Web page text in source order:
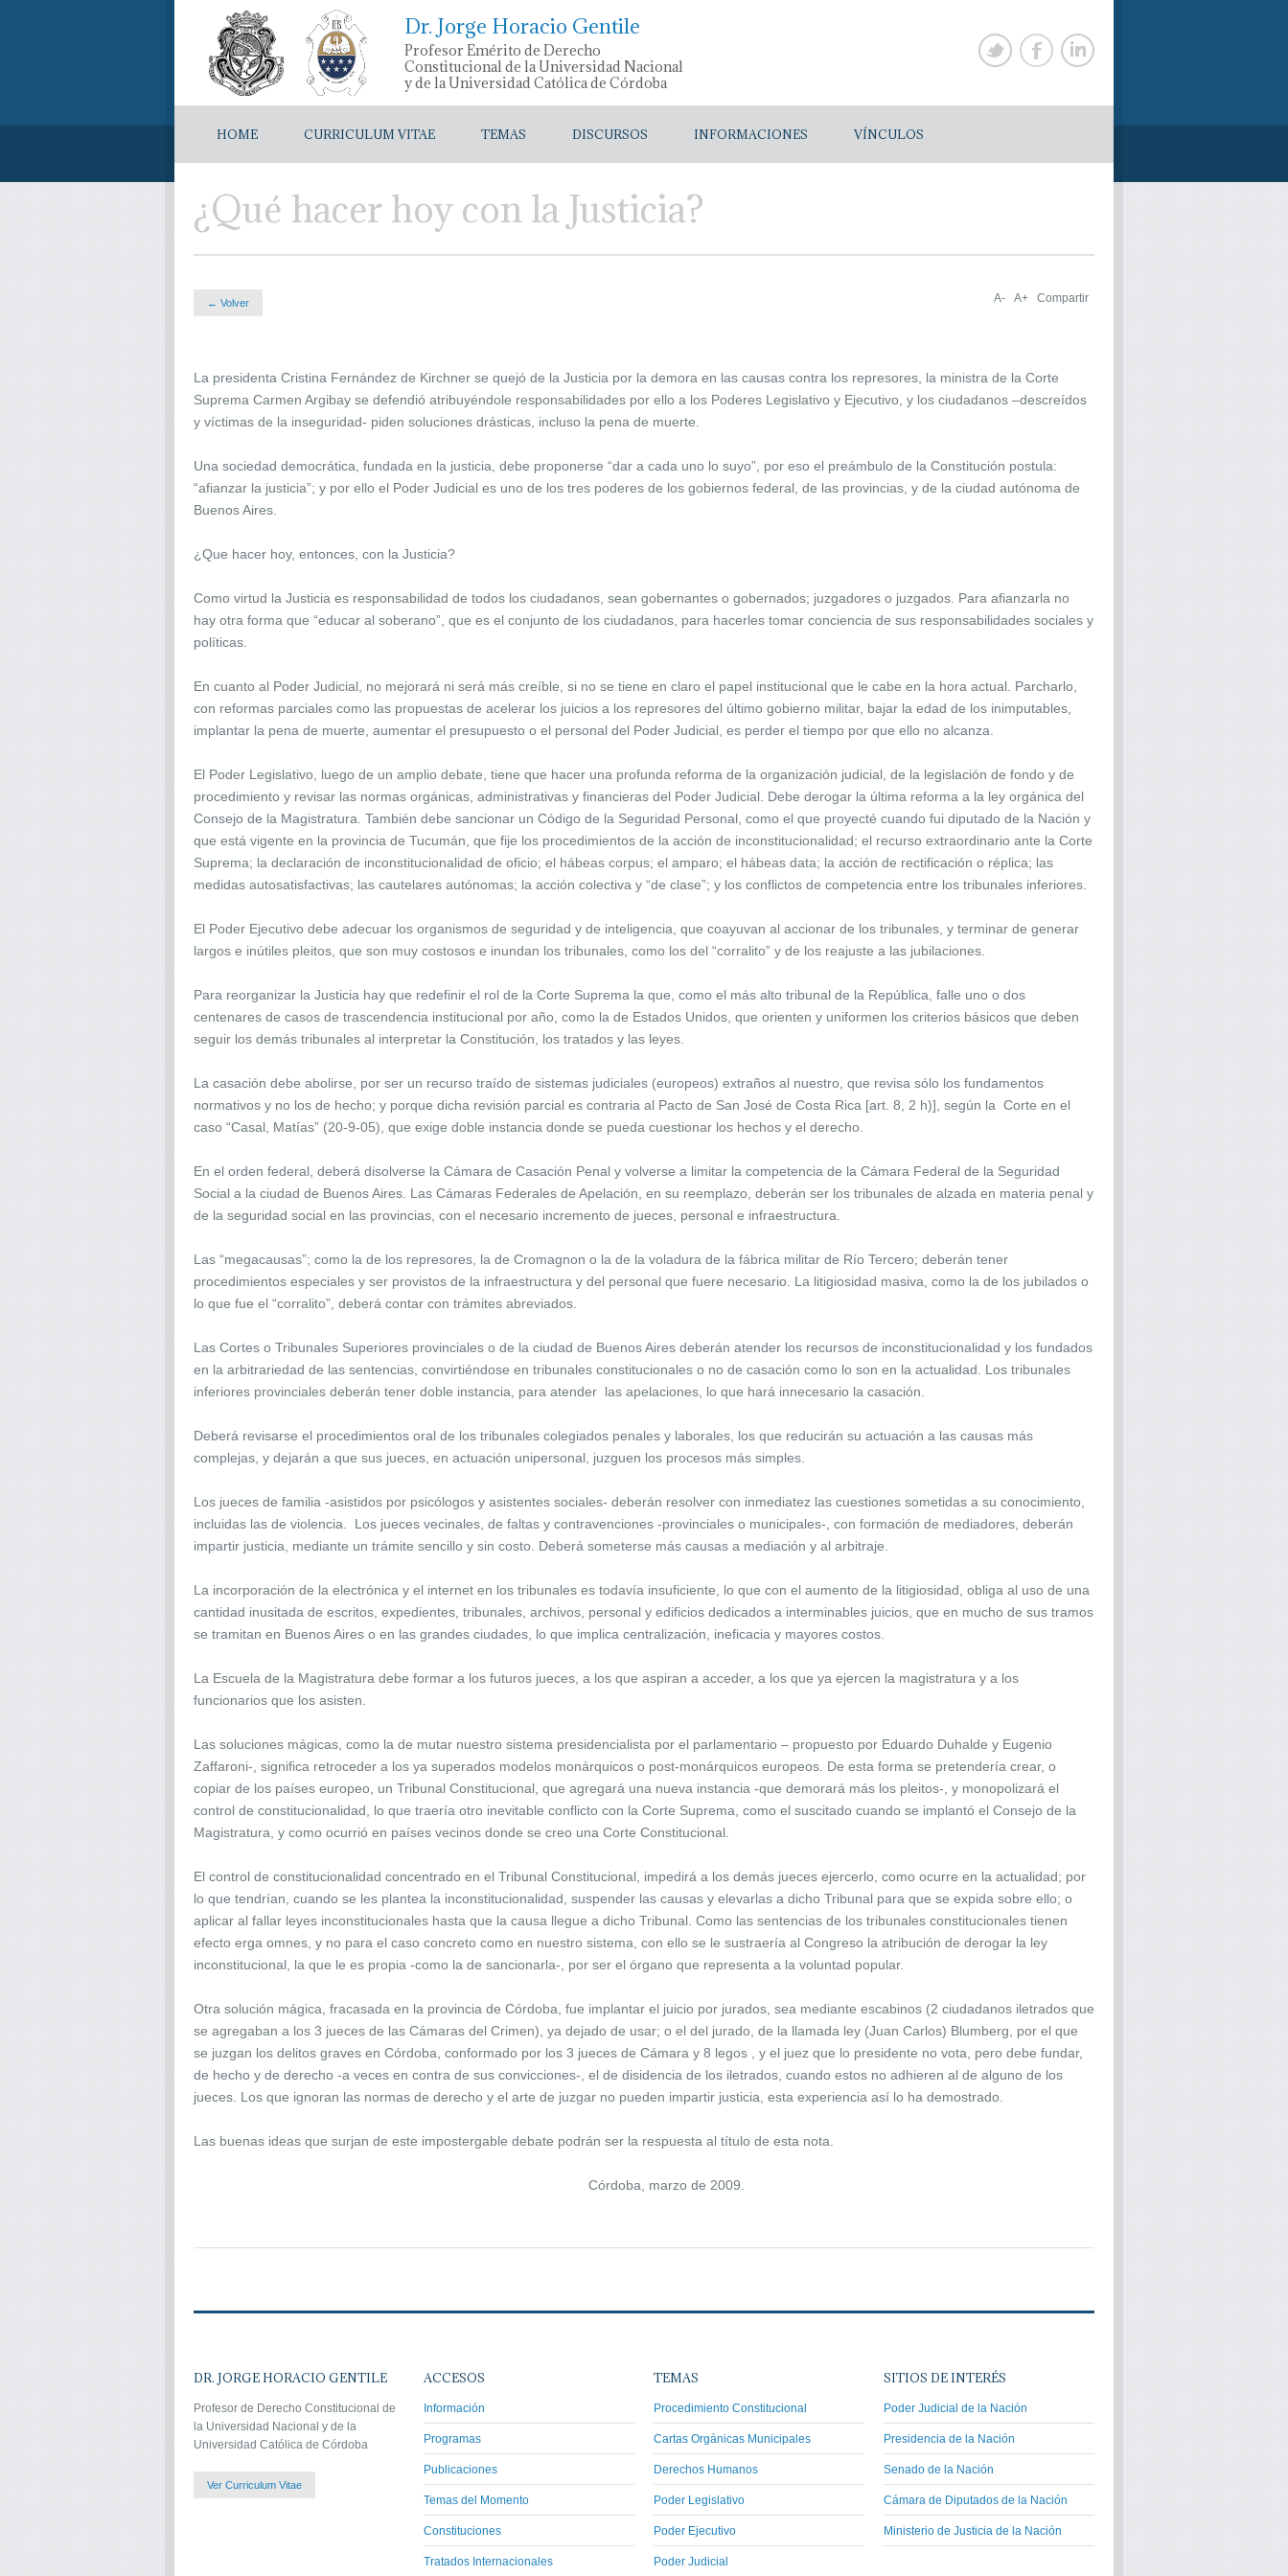
Dr. Jorge Horacio Gentile
Profesor Emérito de Derecho
Constitucional de la Universidad Nacional
y de la Universidad Católica de Córdoba
HOME CURRICULUM VITAE TEMAS DISCURSOS INFORMACIONES VÍNCULOS
¿Qué hacer hoy con la Justicia?
← Volver A- A+ Compartir
La presidenta Cristina Fernández de Kirchner se quejó de la Justicia por la demora en las causas contra los represores, la ministra de la Corte
Suprema Carmen Argibay se defendió atribuyéndole responsabilidades por ello a los Poderes Legislativo y Ejecutivo, y los ciudadanos –descreídos
y víctimas de la inseguridad- piden soluciones drásticas, incluso la pena de muerte.
Una sociedad democrática, fundada en la justicia, debe proponerse “dar a cada uno lo suyo”, por eso el preámbulo de la Constitución postula:
“afianzar la justicia”; y por ello el Poder Judicial es uno de los tres poderes de los gobiernos federal, de las provincias, y de la ciudad autónoma de
Buenos Aires.
¿Que hacer hoy, entonces, con la Justicia?
Como virtud la Justicia es responsabilidad de todos los ciudadanos, sean gobernantes o gobernados; juzgadores o juzgados. Para afianzarla no
hay otra forma que “educar al soberano”, que es el conjunto de los ciudadanos, para hacerles tomar conciencia de sus responsabilidades sociales y
políticas.
En cuanto al Poder Judicial, no mejorará ni será más creíble, si no se tiene en claro el papel institucional que le cabe en la hora actual. Parcharlo,
con reformas parciales como las propuestas de acelerar los juicios a los represores del último gobierno militar, bajar la edad de los inimputables,
implantar la pena de muerte, aumentar el presupuesto o el personal del Poder Judicial, es perder el tiempo por que ello no alcanza.
El Poder Legislativo, luego de un amplio debate, tiene que hacer una profunda reforma de la organización judicial, de la legislación de fondo y de
procedimiento y revisar las normas orgánicas, administrativas y financieras del Poder Judicial. Debe derogar la última reforma a la ley orgánica del
Consejo de la Magistratura. También debe sancionar un Código de la Seguridad Personal, como el que proyecté cuando fui diputado de la Nación y
que está vigente en la provincia de Tucumán, que fije los procedimientos de la acción de inconstitucionalidad; el recurso extraordinario ante la Corte
Suprema; la declaración de inconstitucionalidad de oficio; el hábeas corpus; el amparo; el hábeas data; la acción de rectificación o réplica; las
medidas autosatisfactivas; las cautelares autónomas; la acción colectiva y “de clase”; y los conflictos de competencia entre los tribunales inferiores.
El Poder Ejecutivo debe adecuar los organismos de seguridad y de inteligencia, que coayuvan al accionar de los tribunales, y terminar de generar
largos e inútiles pleitos, que son muy costosos e inundan los tribunales, como los del “corralito” y de los reajuste a las jubilaciones.
Para reorganizar la Justicia hay que redefinir el rol de la Corte Suprema la que, como el más alto tribunal de la República, falle uno o dos
centenares de casos de trascendencia institucional por año, como la de Estados Unidos, que orienten y uniformen los criterios básicos que deben
seguir los demás tribunales al interpretar la Constitución, los tratados y las leyes.
La casación debe abolirse, por ser un recurso traído de sistemas judiciales (europeos) extraños al nuestro, que revisa sólo los fundamentos
normativos y no los de hecho; y porque dicha revisión parcial es contraria al Pacto de San José de Costa Rica [art. 8, 2 h)], según la Corte en el
caso “Casal, Matías” (20-9-05), que exige doble instancia donde se pueda cuestionar los hechos y el derecho.
En el orden federal, deberá disolverse la Cámara de Casación Penal y volverse a limitar la competencia de la Cámara Federal de la Seguridad
Social a la ciudad de Buenos Aires. Las Cámaras Federales de Apelación, en su reemplazo, deberán ser los tribunales de alzada en materia penal y
de la seguridad social en las provincias, con el necesario incremento de jueces, personal e infraestructura.
Las “megacausas”; como la de los represores, la de Cromagnon o la de la voladura de la fábrica militar de Río Tercero; deberán tener
procedimientos especiales y ser provistos de la infraestructura y del personal que fuere necesario. La litigiosidad masiva, como la de los jubilados o
lo que fue el “corralito”, deberá contar con trámites abreviados.
Las Cortes o Tribunales Superiores provinciales o de la ciudad de Buenos Aires deberán atender los recursos de inconstitucionalidad y los fundados
en la arbitrariedad de las sentencias, convirtiéndose en tribunales constitucionales o no de casación como lo son en la actualidad. Los tribunales
inferiores provinciales deberán tener doble instancia, para atender las apelaciones, lo que hará innecesario la casación.
Deberá revisarse el procedimientos oral de los tribunales colegiados penales y laborales, los que reducirán su actuación a las causas más
complejas, y dejarán a que sus jueces, en actuación unipersonal, juzguen los procesos más simples.
Los jueces de familia -asistidos por psicólogos y asistentes sociales- deberán resolver con inmediatez las cuestiones sometidas a su conocimiento,
incluidas las de violencia. Los jueces vecinales, de faltas y contravenciones -provinciales o municipales-, con formación de mediadores, deberán
impartir justicia, mediante un trámite sencillo y sin costo. Deberá someterse más causas a mediación y al arbitraje.
La incorporación de la electrónica y el internet en los tribunales es todavía insuficiente, lo que con el aumento de la litigiosidad, obliga al uso de una
cantidad inusitada de escritos, expedientes, tribunales, archivos, personal y edificios dedicados a interminables juicios, que en mucho de sus tramos
se tramitan en Buenos Aires o en las grandes ciudades, lo que implica centralización, ineficacia y mayores costos.
La Escuela de la Magistratura debe formar a los futuros jueces, a los que aspiran a acceder, a los que ya ejercen la magistratura y a los
funcionarios que los asisten.
Las soluciones mágicas, como la de mutar nuestro sistema presidencialista por el parlamentario – propuesto por Eduardo Duhalde y Eugenio
Zaffaroni-, significa retroceder a los ya superados modelos monárquicos o post-monárquicos europeos. De esta forma se pretendería crear, o
copiar de los países europeo, un Tribunal Constitucional, que agregará una nueva instancia -que demorará más los pleitos-, y monopolizará el
control de constitucionalidad, lo que traería otro inevitable conflicto con la Corte Suprema, como el suscitado cuando se implantó el Consejo de la
Magistratura, y como ocurrió en países vecinos donde se creo una Corte Constitucional.
El control de constitucionalidad concentrado en el Tribunal Constitucional, impedirá a los demás jueces ejercerlo, como ocurre en la actualidad; por
lo que tendrían, cuando se les plantea la inconstitucionalidad, suspender las causas y elevarlas a dicho Tribunal para que se expida sobre ello; o
aplicar al fallar leyes inconstitucionales hasta que la causa llegue a dicho Tribunal. Como las sentencias de los tribunales constitucionales tienen
efecto erga omnes, y no para el caso concreto como en nuestro sistema, con ello se le sustraería al Congreso la atribución de derogar la ley
inconstitucional, la que le es propia -como la de sancionarla-, por ser el órgano que representa a la voluntad popular.
Otra solución mágica, fracasada en la provincia de Córdoba, fue implantar el juicio por jurados, sea mediante escabinos (2 ciudadanos iletrados que
se agregaban a los 3 jueces de las Cámaras del Crimen), ya dejado de usar; o el del jurado, de la llamada ley (Juan Carlos) Blumberg, por el que
se juzgan los delitos graves en Córdoba, conformado por los 3 jueces de Cámara y 8 legos , y el juez que lo presidente no vota, pero debe fundar,
de hecho y de derecho -a veces en contra de sus convicciones-, el de disidencia de los iletrados, cuando estos no adhieren al de alguno de los
jueces. Los que ignoran las normas de derecho y el arte de juzgar no pueden impartir justicia, esta experiencia así lo ha demostrado.
Las buenas ideas que surjan de este impostergable debate podrán ser la respuesta al título de esta nota.
Córdoba, marzo de 2009.
DR. JORGE HORACIO GENTILE
Profesor de Derecho Constitucional de
la Universidad Nacional y de la
Universidad Católica de Córdoba
Ver Curriculum Vitae
ACCESOS
Información
Programas
Publicaciones
Temas del Momento
Constituciones
Tratados Internacionales
TEMAS
Procedimiento Constitucional
Cartas Orgánicas Municipales
Derechos Humanos
Poder Legislativo
Poder Ejecutivo
Poder Judicial
SITIOS DE INTERÉS
Poder Judicial de la Nación
Presidencia de la Nación
Senado de la Nación
Cámara de Diputados de la Nación
Ministerio de Justicia de la Nación